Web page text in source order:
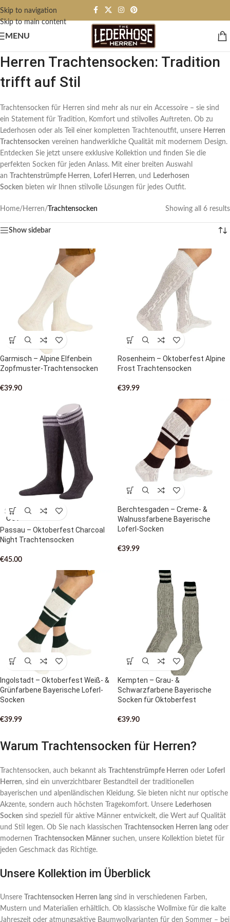
Skip to navigation
Skip to main content
MENU
Herren Trachtensocken: Tradition
trifft auf Stil
Trachtensocken für Herren sind mehr als nur ein Accessoire – sie sind
ein Statement für Tradition, Komfort und stilvolles Auftreten. Ob zu
Lederhosen oder als Teil einer kompletten Trachtenoutfit, unsere Herren
Trachtensocken vereinen handwerkliche Qualität mit modernem Design.
Entdecken Sie jetzt unsere exklusive Kollektion und finden Sie die
perfekten Socken für jeden Anlass. Mit einer breiten Auswahl
an
Trachtenstrümpfe Herren, Loferl Herren, und
Lederhosen
Socken bieten wir Ihnen stilvolle Lösungen für jedes Outfit.
Home/ Herren/ Trachtensocken Showing all 6 results
Show sidebar
Garmisch – Alpine Elfenbein
Zopfmuster-Trachtensocken
€39.90
Rosenheim – Oktoberfest Alpine
Frost Trachtensocken
€39.99
SOLD
OUT
Passau – Oktoberfest Charcoal
Night Trachtensocken
€45.00
Berchtesgaden – Creme- &
Walnussfarbene Bayerische
Loferl-Socken
€39.99
Ingolstadt – Oktoberfest Weiß- &
Grünfarbene Bayerische Loferl-
Socken
€39.99
Kempten – Grau- &
Schwarzfarbene Bayerische
Socken für Oktoberfest
€39.90
Warum Trachtensocken für Herren?
Trachtensocken, auch bekannt als Trachtenstrümpfe Herren oder Loferl
Herren, sind ein unverzichtbarer Bestandteil der traditionellen
bayerischen und alpenländischen Kleidung. Sie bieten nicht nur optische
Akzente, sondern auch höchsten Tragekomfort. Unsere Lederhosen
Socken sind speziell für aktive Männer entwickelt, die Wert auf Qualität
und Stil legen. Ob Sie nach klassischen
Trachtensocken Herren lang oder
modernen
Trachtensocken Männer suchen, unsere Kollektion bietet für
jeden Geschmack das Richtige.
Unsere Kollektion im Überblick
Unsere Trachtensocken Herren lang sind in verschiedenen Farben,
Mustern und Materialien erhältlich. Ob klassische Wollmixe für die kalte
Jahreszeit oder atmungsaktive Baumwollvarianten für den Sommer – bei